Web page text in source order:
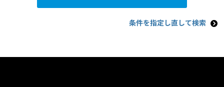
条件を指定し直して検索